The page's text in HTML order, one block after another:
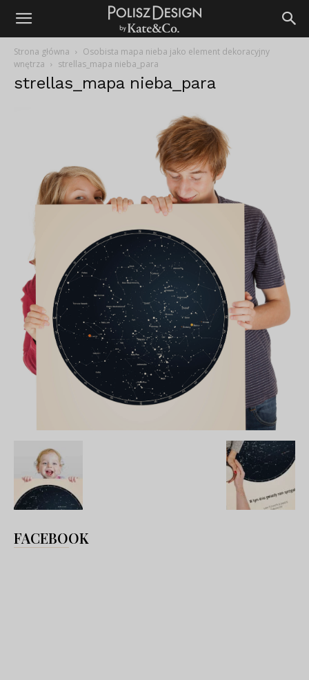
Strona główna
Osobista mapa nieba jako element dekoracyjny
wnętrza
strellas_mapa nieba_para
strellas_mapa nieba_para
FACEBOOK